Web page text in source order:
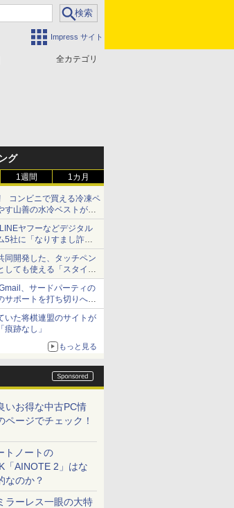
Impress サイト
全カテゴリ
グ
1週間 1カ月
コンビニで買える冷凍ペ
す山善の水冷ベストがロ
いい【ぼっち・ざ・ろー
時間でなにしてる？】
ヤフーなどデジタル
5社に「なりすまし詐欺
著名人の写真や映像を
対策として
同開発した、タッチペン
しても使える「スタイラ
にも紙にも、持ち替
、サードパーティの
サポートを打ち切りへ
いた将棋連盟のサイトが
痕跡なし」
もっと見る
いお得な中古PC情
ページでチェック！
トノートの
「AINOTE 2」はな
なのか？
ラーレス一眼の大特